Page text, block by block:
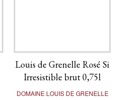
Louis de Grenelle Rosé Si
Irresistible brut 0,75l
DOMAINE LOUIS DE GRENELLE